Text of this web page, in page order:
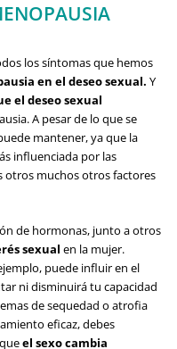
los síntomas que hemos
en el deseo sexual. Y
el deseo sexual
A pesar de lo que se
mantener, ya que la
influenciada por las
otros muchos otros factores
de hormonas, junto a otros
sexual en la mujer.
puede influir en el
ni disminuirá tu capacidad
de sequedad o atrofia
eficaz, debes
el sexo cambia